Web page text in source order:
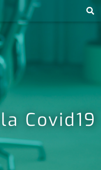
Covid19